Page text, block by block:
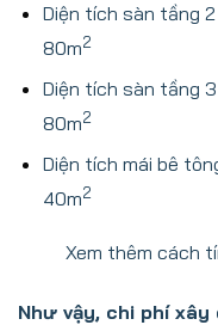
Diện tích sàn tầng
80m2
Diện tích sàn tầng
80m2
Diện tích mái bê
40m2
Xem thêm cách
Như vậy, chi phí